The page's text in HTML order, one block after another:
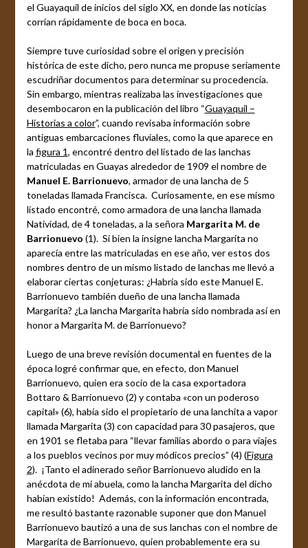
el Guayaquil de inicios del siglo XX, en donde las noticias
corrían rápidamente de boca en boca.
Siempre tuve curiosidad sobre el origen y precisión
histórica de este dicho, pero nunca me propuse seriamente
escudriñar documentos para determinar su procedencia.
Sin embargo, mientras realizaba las investigaciones que
desembocaron en la publicación del libro “Guayaquil –
Historias a color”, cuando revisaba información sobre
antiguas embarcaciones fluviales, como la que aparece en
la figura 1, encontré dentro del listado de las lanchas
matriculadas en Guayas alrededor de 1909 el nombre de
Manuel E. Barrionuevo, armador de una lancha de 5
toneladas llamada Francisca. Curiosamente, en ese mismo
listado encontré, como armadora de una lancha llamada
Natividad, de 4 toneladas, a la señora Margarita M. de
Barrionuevo (1). Si bien la insigne lancha Margarita no
aparecía entre las matriculadas en ese año, ver estos dos
nombres dentro de un mismo listado de lanchas me llevó a
elaborar ciertas conjeturas: ¿Habría sido este Manuel E.
Barrionuevo también dueño de una lancha llamada
Margarita? ¿La lancha Margarita habría sido nombrada así en
honor a Margarita M. de Barrionuevo?
Luego de una breve revisión documental en fuentes de la
época logré confirmar que, en efecto, don Manuel
Barrionuevo, quien era socio de la casa exportadora
Bottaro & Barrionuevo (2) y contaba «con un poderoso
capital» (6), había sido el propietario de una lanchita a vapor
llamada Margarita (3) con capacidad para 30 pasajeros, que
en 1901 se fletaba para “llevar familias abordo o para viajes
a los pueblos vecinos por muy módicos precios” (4) (Figura
2). ¡Tanto el adinerado señor Barrionuevo aludido en la
anécdota de mi abuela, como la lancha Margarita del dicho
habían existido! Además, con la información encontrada,
me resultó bastante razonable suponer que don Manuel
Barrionuevo bautizó a una de sus lanchas con el nombre de
Margarita de Barrionuevo, quien probablemente era su